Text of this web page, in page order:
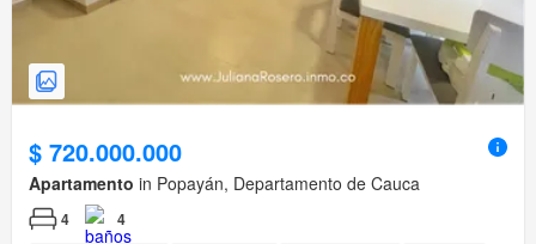
$ 720.000.000
Apartamento in Popayán, Departamento de Cauca
4 4